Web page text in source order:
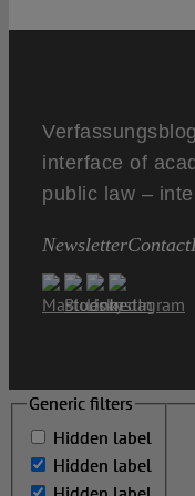
interface of
public law –
NewsletterContact
Generic filters
Hidden label
Hidden label
Generic filters
Hidden label
Hidden label